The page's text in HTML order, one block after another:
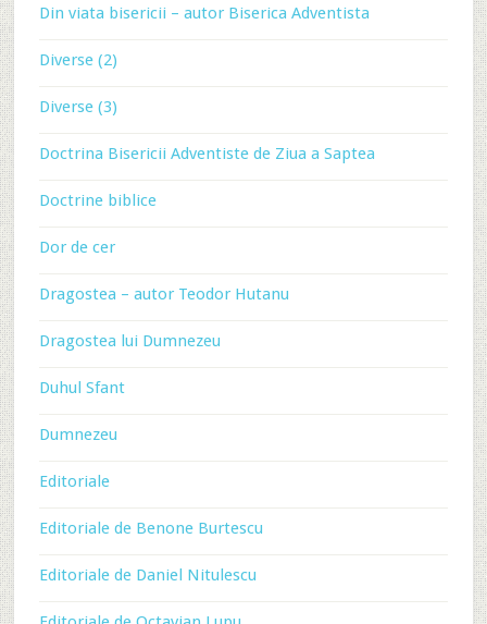
Din viata bisericii – autor Biserica Adventista
Diverse (2)
Diverse (3)
Doctrina Bisericii Adventiste de Ziua a Saptea
Doctrine biblice
Dor de cer
Dragostea – autor Teodor Hutanu
Dragostea lui Dumnezeu
Duhul Sfant
Dumnezeu
Editoriale
Editoriale de Benone Burtescu
Editoriale de Daniel Nitulescu